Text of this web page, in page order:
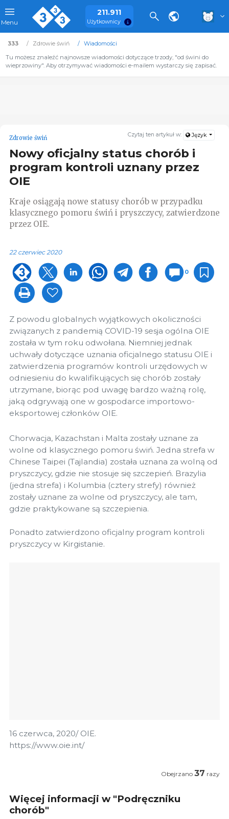
Menu
211.911
Użytkownicy
333 Zdrowie świń
Wiadomości
Tu możesz znaleźć najnowsze wiadomości dotyczące trzody, "od świni do
wieprzowiny". Aby otrzymywać wiadomości e-mailem wystarczy się zapisać.
Czytaj ten artykuł w: Język
Zdrowie świń
Nowy oficjalny status chorób i
program kontroli uznany przez
OIE
Kraje osiągają nowe statusy chorób w przypadku
klasycznego pomoru świń i pryszczycy, zatwierdzone
przez OIE.
22 czerwiec 2020
0
Z powodu globalnych wyjątkowych okoliczności
związanych z pandemią COVID-19 sesja ogólna OIE
została w tym roku odwołana. Niemniej jednak
uchwały dotyczące uznania oficjalnego statusu OIE i
zatwierdzenia programów kontroli urzędowych w
odniesieniu do kwalifikujących się chorób zostały
utrzymane, biorąc pod uwagę bardzo ważną rolę,
jaką odgrywają one w gospodarce importowo-
eksportowej członków OIE.
Chorwacja, Kazachstan i Malta zostały uznane za
wolne od klasycznego pomoru świń. Jedna strefa w
Chinese Taipei (Tajlandia) została uznana za wolną od
pryszczycy, gdzie nie stosuje się szczepień. Brazylia
(jedna strefa) i Kolumbia (cztery strefy) również
zostały uznane za wolne od pryszczycy, ale tam,
gdzie praktykowane są szczepienia.
Ponadto zatwierdzono oficjalny program kontroli
pryszczycy w Kirgistanie.
16 czerwca, 2020/ OIE.
https://www.oie.int/
Obejrzano 37 razy
Więcej informacji w "Podręczniku
chorób"